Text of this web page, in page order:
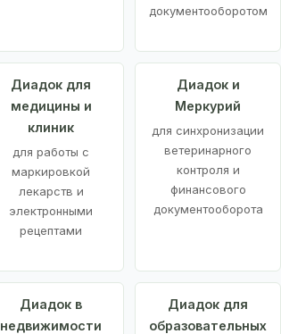
документооборотом
Диадок для
медицины и
клиник
для работы с
маркировкой
лекарств и
электронными
рецептами
Диадок и
Меркурий
для синхронизации
ветеринарного
контроля и
финансового
документооборота
Диадок в
недвижимости
Диадок для
образовательных